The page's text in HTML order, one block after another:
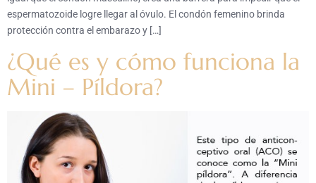
espermatozoide logre llegar al óvulo. El condón femenino brinda
protección contra el embarazo y […]
¿Qué es y cómo funciona la
Mini – Píldora?